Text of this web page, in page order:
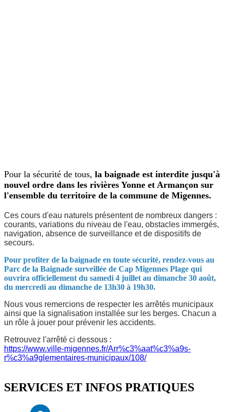
Pour la sécurité de tous, la baignade est interdite jusqu'à
nouvel ordre dans les rivières Yonne et Armançon sur
l'ensemble du territoire de la commune de Migennes.
Ces cours d'eau naturels présentent de nombreux dangers :
courants, variations du niveau de l'eau, obstacles immergés,
navigation, absence de surveillance et de dispositifs de
secours.
Pour profiter de la baignade en toute sécurité, rendez-vous au
Parc de la Baignade surveillée de Cap Migennes Plage qui
ouvrira officiellement du samedi 4 juillet au dimanche 30 août,
du mercredi au dimanche de 13h30 à 19h30.
Nous vous remercions de respecter les arrêtés municipaux
ainsi que la signalisation installée sur les berges. Chacun a
un rôle à jouer pour prévenir les accidents.
Retrouvez l'arrêté ci dessous :
https://www.ville-migennes.fr/Arr%c3%aat%c3%a9s-
r%c3%a9glementaires-municipaux/108/
SERVICES ET INFOS PRATIQUES